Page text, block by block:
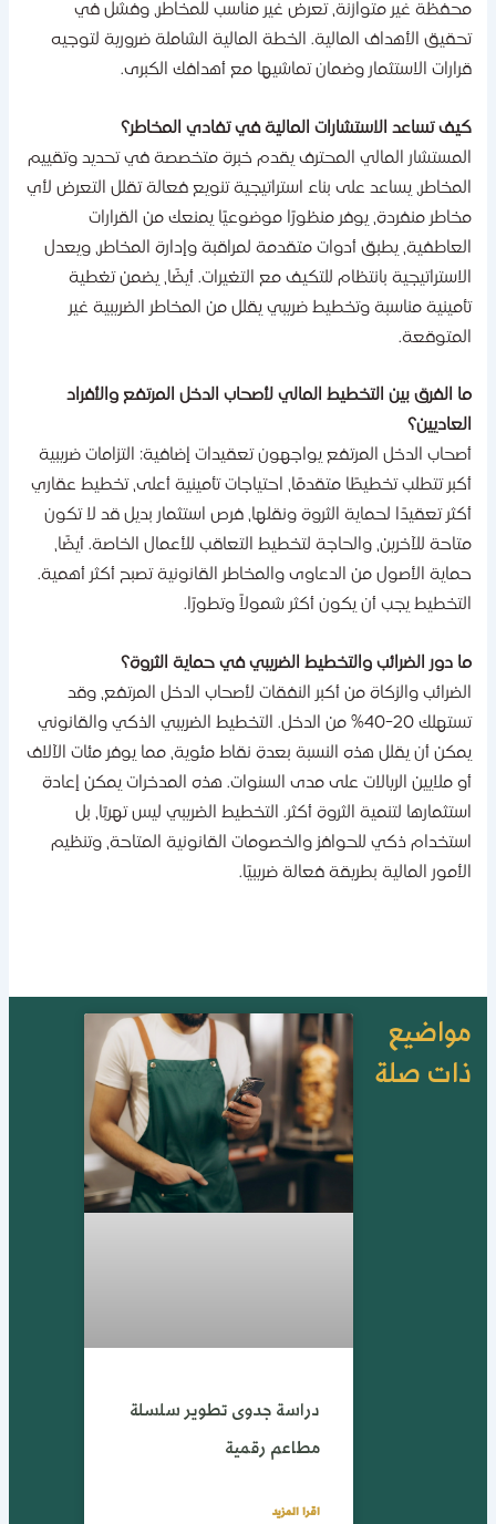
غير متوازنة، تعرض غير مناسب للمخاطر، وفشل في
الأهداف المالية. الخطة المالية الشاملة ضرورية لتوجيه
الاستثمار وضمان تماشيها مع أهدافك الكبرى.
تساعد الاستشارات المالية في تفادي المخاطر؟
المالي المحترف يقدم خبرة متخصصة في تحديد وتقييم
يساعد على بناء استراتيجية تنويع فعالة تقلل التعرض لأي
منفردة، يوفر منظورًا موضوعيًا يمنعك من القرارات
يطبق أدوات متقدمة لمراقبة وإدارة المخاطر، ويعدل
بانتظام للتكيف مع التغيرات. أيضًا، يضمن تغطية
مناسبة وتخطيط ضريبي يقلل من المخاطر الضريبية غير
الفرق بين التخطيط المالي لأصحاب الدخل المرتفع والأفراد
الدخل المرتفع يواجهون تعقيدات إضافية: التزامات ضريبية
تتطلب تخطيطًا متقدمًا، احتياجات تأمينية أعلى، تخطيط عقاري
تعقيدًا لحماية الثروة ونقلها، فرص استثمار بديل قد لا تكون
للآخرين، والحاجة لتخطيط التعاقب للأعمال الخاصة. أيضًا،
الأصول من الدعاوى والمخاطر القانونية تصبح أكثر أهمية.
يجب أن يكون أكثر شمولاً وتطورًا.
دور الضرائب والتخطيط الضريبي في حماية الثروة؟
والزكاة من أكبر النفقات لأصحاب الدخل المرتفع، وقد
تستهلك 20-40% من الدخل. التخطيط الضريبي الذكي والقانوني
أن يقلل هذه النسبة بعدة نقاط مئوية، مما يوفر مئات الآلاف
ملايين الريالات على مدى السنوات. هذه المدخرات يمكن إعادة
لتنمية الثروة أكثر. التخطيط الضريبي ليس تهربًا، بل
ذكي للحوافز والخصومات القانونية المتاحة، وتنظيم
المالية بطريقة فعالة ضريبيًا.
صلة
دراسة جدوى تطوير سلسلة
مطاعم رقمية
اقرا المزيد